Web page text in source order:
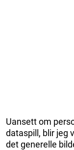
Uansett om
dataspill, blir jeg
det generelle